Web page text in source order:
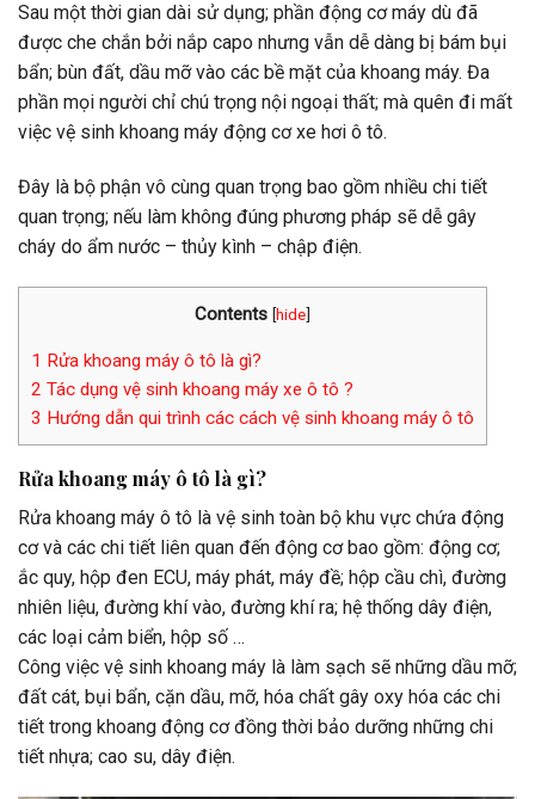
Sau một thời gian dài sử dụng; phần động cơ máy dù đã
được che chắn bởi nắp capo nhưng vẫn dễ dàng bị bám bụi
bẩn; bùn đất, dầu mỡ vào các bề mặt của khoang máy. Đa
phần mọi người chỉ chú trọng nội ngoại thất; mà quên đi mất
việc vệ sinh khoang máy động cơ xe hơi ô tô.
Đây là bộ phận vô cùng quan trọng bao gồm nhiều chi tiết
quan trọng; nếu làm không đúng phương pháp sẽ dễ gây
cháy do ẩm nước – thủy kình – chập điện.
Contents [hide]
1 Rửa khoang máy ô tô là gì?
2 Tác dụng vệ sinh khoang máy xe ô tô ?
3 Hướng dẫn qui trình các cách vệ sinh khoang máy ô tô
Rửa khoang máy ô tô là gì?
Rửa khoang máy ô tô là vệ sinh toàn bộ khu vực chứa động
cơ và các chi tiết liên quan đến động cơ bao gồm: động cơ;
ắc quy, hộp đen ECU, máy phát, máy đề; hộp cầu chì, đường
nhiên liệu, đường khí vào, đường khí ra; hệ thống dây điện,
các loại cảm biển, hộp số …
Công việc vệ sinh khoang máy là làm sạch sẽ những dầu mỡ;
đất cát, bụi bẩn, cặn dầu, mỡ, hóa chất gây oxy hóa các chi
tiết trong khoang động cơ đồng thời bảo dưỡng những chi
tiết nhựa; cao su, dây điện.